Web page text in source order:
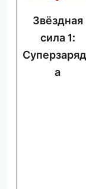
Звёздная
сила 1:
а